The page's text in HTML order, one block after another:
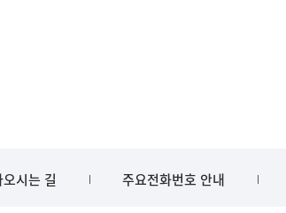
오시는 길 주요전화번호 안내